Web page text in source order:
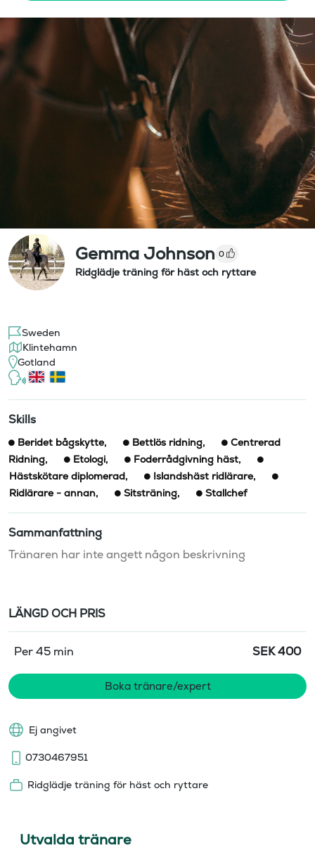
Gemma Johnson 0
Ridglädje träning för häst och ryttare
Sweden
Klintehamn
Gotland
Skills
Beridet bågskytte, Bettlös ridning,
Centrerad
Ridning, Etologi, Foderrådgivning häst,
Hästskötare diplomerad, Islandshäst ridlärare,
Ridlärare - annan, Sitsträning, Stallchef
Sammanfattning
Tränaren har inte angett någon beskrivning
LÄNGD OCH PRIS
Per 45 min SEK400
Boka tränare/expert
Ej angivet
0730467951
Ridglädje träning för häst och ryttare
Utvalda tränare